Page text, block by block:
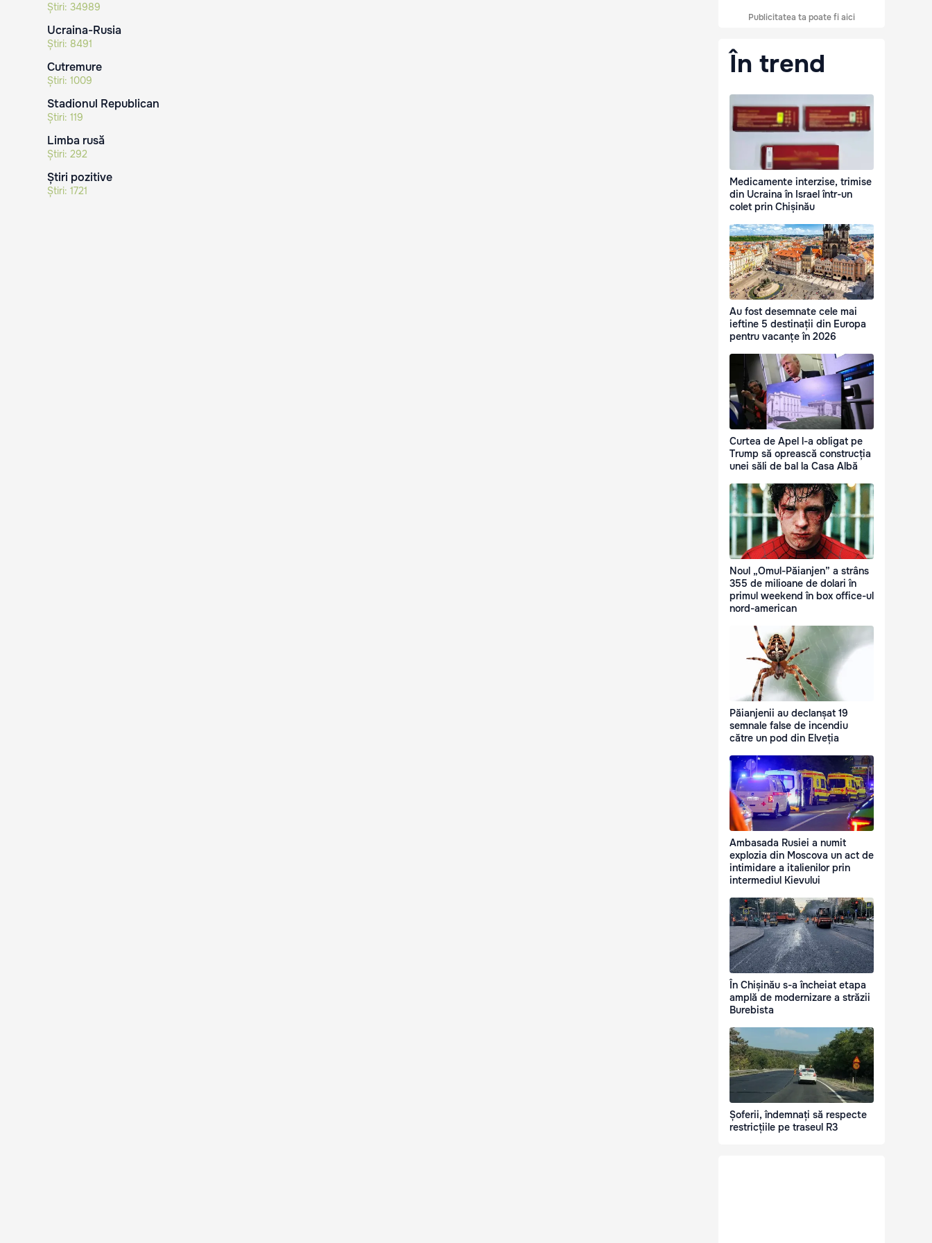
Știri: 34989
Ucraina-Rusia
Știri: 8491
Cutremure
Știri: 1009
Stadionul Republican
Știri: 119
Limba rusă
Știri: 292
Știri pozitive
Știri: 1721
Publicitatea ta poate fi aici
În trend
Medicamente interzise, trimise
din Ucraina în Israel într-un
colet prin Chișinău
Au fost desemnate cele mai
ieftine 5 destinații din Europa
pentru vacanțe în 2026
Curtea de Apel l-a obligat pe
Trump să oprească construcția
unei săli de bal la Casa Albă
Noul „Omul-Păianjen” a strâns
355 de milioane de dolari în
primul weekend în box office-ul
nord-american
Păianjenii au declanșat 19
semnale false de incendiu
către un pod din Elveția
Ambasada Rusiei a numit
explozia din Moscova un act de
intimidare a italienilor prin
intermediul Kievului
În Chișinău s-a încheiat etapa
amplă de modernizare a străzii
Burebista
Șoferii, îndemnați să respecte
restricțiile pe traseul R3